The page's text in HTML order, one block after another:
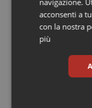
Salute orale
Sangue &
San
anni
navigazione.
acconsenti a
con la nostra
più